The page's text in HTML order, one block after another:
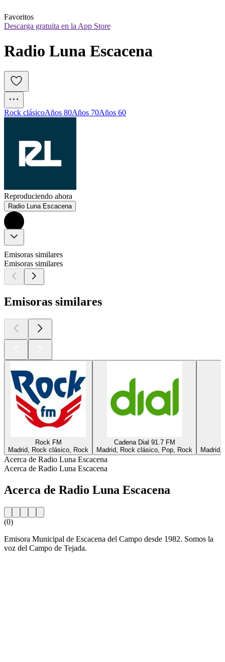
Favoritos
Descarga gratuita en la App Store
Radio Luna Escacena
Rock clásicoAños 80Años 70Años 60
Reproduciendo ahora
Radio Luna Escacena
Emisoras similares
Emisoras similares
Emisoras similares
Rock FM
Madrid, Rock clásico, Rock
Cadena Dial 91.7 FM
Madrid, Rock clásico, Pop, Rock
Acerca de Radio Luna Escacena
Acerca de Radio Luna Escacena
Acerca de Radio Luna Escacena
(0)
Emisora Municipal de Escacena del Campo desde 1982. Somos la
voz del Campo de Tejada.